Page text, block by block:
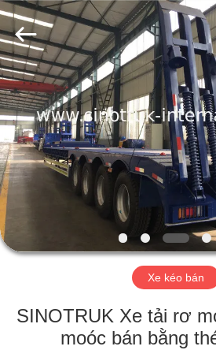
NHÀ
SẢN
PHẨM
VỀ
CHÚNG
TÔI
CHUYẾN
THAM
-
2026
SINOTRUK
INTERNATIONAL
CO.,
LTD..
All
Rights
Reserved.
Xe kéo bán
SINOTRUK Xe tải rơ
moóc bán bằng